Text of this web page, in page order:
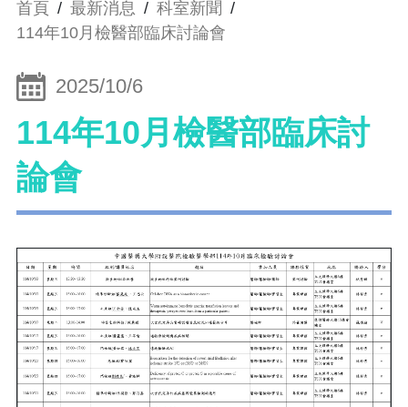
首頁 / 最新消息 / 科室新聞 /
114年10月檢醫部臨床討論會
2025/10/6
114年10月檢醫部臨床討
論會